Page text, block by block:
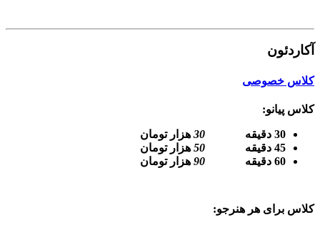
آکاردئون
کلاس خصوصی
کلاس پیانو:
30 دقیقه 30 هزار تومان
45 دقیقه
50 هزار تومان
60 دقیقه
90 هزار تومان
کلاس برای هر هنرجو: